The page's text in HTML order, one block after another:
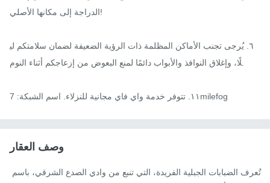
الدراجة إلى مكانها الأصلي!
٦. يُرجى تجنب الأماكن المظلمة ذات الرؤية الضعيفة لضمان سلامتكم لي
لًا، وإغلاق النوافذ والأبواب دائمًا لمنع البعوض من إزعاجكم أثناء النوم.
١١. تتوفر خدمة واي فاي مجانية للنزلاء. اسم الشبكة: 7milefog
وصف العقار